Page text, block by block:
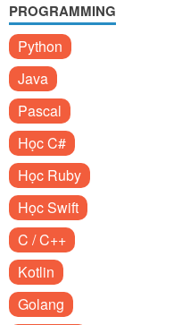
PROGRAMMING
Python
Java
Pascal
Học C#
Học Ruby
Học Swift
C / C++
Kotlin
Golang